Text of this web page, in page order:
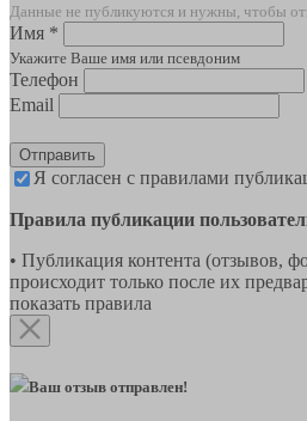
Данные не публикуются и нужны, чтобы
Имя *
Укажите Ваше имя или псевдоним
Телефон
Email
Отправить
Я согласен с правилами
Правила публикации
• Публикация контента (отзывов,
происходит только после их
показать правила
Ваш отзыв отправлен!